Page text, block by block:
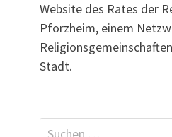
Website des Rates der
Pforzheim, einem
Stadt.
Suchen